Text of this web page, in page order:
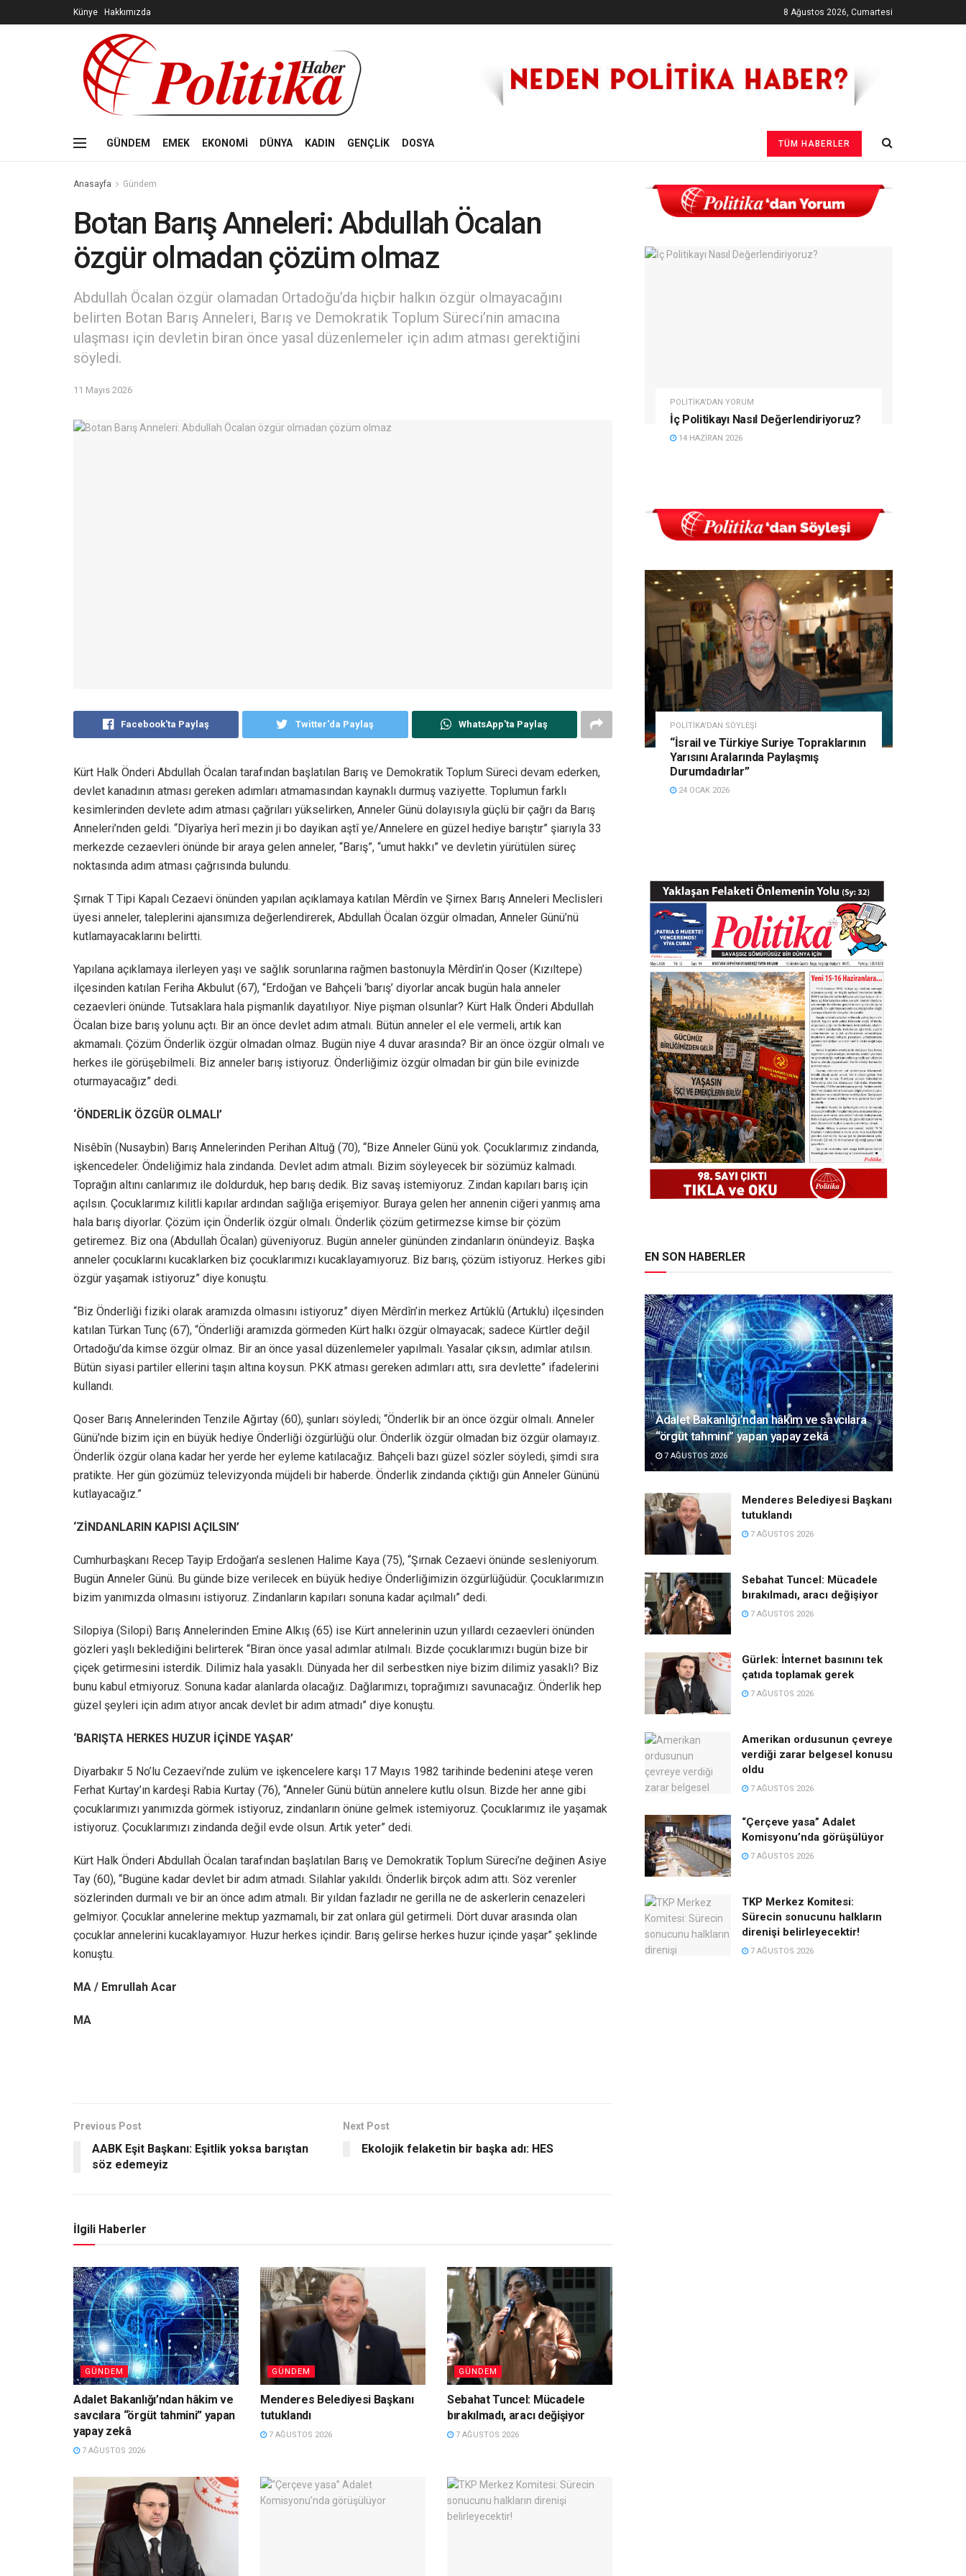
Künye Hakkımızda 8 Ağustos 2026, Cumartesi
GÜNDEM EMEK EKONOMİ DÜNYA KADIN GENÇLİK DOSYA TÜM HABERLER
Anasayfa Gündem
Botan Barış Anneleri: Abdullah Öcalan
özgür olmadan çözüm olmaz
Abdullah Öcalan özgür olamadan Ortadoğu’da hiçbir halkın özgür olmayacağını
belirten Botan Barış Anneleri, Barış ve Demokratik Toplum Süreci’nin amacına
ulaşması için devletin biran önce yasal düzenlemeler için adım atması gerektiğini
söyledi.
11 Mayıs 2026
Facebook'ta Paylaş Twitter'da Paylaş WhatsApp'ta Paylaş
Kürt Halk Önderi Abdullah Öcalan tarafından başlatılan Barış ve Demokratik Toplum Süreci devam ederken,
devlet kanadının atması gereken adımları atmamasından kaynaklı durmuş vaziyette. Toplumun farklı
kesimlerinden devlete adım atması çağrıları yükselirken, Anneler Günü dolayısıyla güçlü bir çağrı da Barış
Anneleri’nden geldi. “Dîyarîya herî mezin ji bo dayikan aştî ye/Annelere en güzel hediye barıştır” şiarıyla 33
merkezde cezaevleri önünde bir araya gelen anneler, “Barış”, “umut hakkı” ve devletin yürütülen süreç
noktasında adım atması çağrısında bulundu.
Şırnak T Tipi Kapalı Cezaevi önünden yapılan açıklamaya katılan Mêrdîn ve Şirnex Barış Anneleri Meclisleri
üyesi anneler, taleplerini ajansımıza değerlendirerek, Abdullah Öcalan özgür olmadan, Anneler Günü’nü
kutlamayacaklarını belirtti.
Yapılana açıklamaya ilerleyen yaşı ve sağlık sorunlarına rağmen bastonuyla Mêrdîn’in Qoser (Kızıltepe)
ilçesinden katılan Feriha Akbulut (67), “Erdoğan ve Bahçeli ‘barış’ diyorlar ancak bugün hala anneler
cezaevleri önünde. Tutsaklara hala pişmanlık dayatılıyor. Niye pişman olsunlar? Kürt Halk Önderi Abdullah
Öcalan bize barış yolunu açtı. Bir an önce devlet adım atmalı. Bütün anneler el ele vermeli, artık kan
akmamalı. Çözüm Önderlik özgür olmadan olmaz. Bugün niye 4 duvar arasında? Bir an önce özgür olmalı ve
herkes ile görüşebilmeli. Biz anneler barış istiyoruz. Önderliğimiz özgür olmadan bir gün bile evinizde
oturmayacağız” dedi.
‘ÖNDERLİK ÖZGÜR OLMALI’
Nisêbîn (Nusaybin) Barış Annelerinden Perihan Altuğ (70), “Bize Anneler Günü yok. Çocuklarımız zindanda,
işkencedeler. Öndeliğimiz hala zindanda. Devlet adım atmalı. Bizim söyleyecek bir sözümüz kalmadı.
Toprağın altını canlarımız ile doldurduk, hep barış dedik. Biz savaş istemiyoruz. Zindan kapıları barış için
açılsın. Çocuklarımız kilitli kapılar ardından sağlığa erişemiyor. Buraya gelen her annenin ciğeri yanmış ama
hala barış diyorlar. Çözüm için Önderlik özgür olmalı. Önderlik çözüm getirmezse kimse bir çözüm
getiremez. Biz ona (Abdullah Öcalan) güveniyoruz. Bugün anneler gününden zindanların önündeyiz. Başka
anneler çocuklarını kucaklarken biz çocuklarımızı kucaklayamıyoruz. Biz barış, çözüm istiyoruz. Herkes gibi
özgür yaşamak istiyoruz” diye konuştu.
“Biz Önderliği fiziki olarak aramızda olmasını istiyoruz” diyen Mêrdîn’in merkez Artûklû (Artuklu) ilçesinden
katılan Türkan Tunç (67), “Önderliği aramızda görmeden Kürt halkı özgür olmayacak; sadece Kürtler değil
Ortadoğu’da kimse özgür olmaz. Bir an önce yasal düzenlemeler yapılmalı. Yasalar çıksın, adımlar atılsın.
Bütün siyasi partiler ellerini taşın altına koysun. PKK atması gereken adımları attı, sıra devlette” ifadelerini
kullandı.
Qoser Barış Annelerinden Tenzile Ağırtay (60), şunları söyledi; “Önderlik bir an önce özgür olmalı. Anneler
Günü’nde bizim için en büyük hediye Önderliği özgürlüğü olur. Önderlik özgür olmadan biz özgür olamayız.
Önderlik özgür olana kadar her yerde her eyleme katılacağız. Bahçeli bazı güzel sözler söyledi, şimdi sıra
pratikte. Her gün gözümüz televizyonda müjdeli bir haberde. Önderlik zindanda çıktığı gün Anneler Gününü
kutlayacağız.”
‘ZİNDANLARIN KAPISI AÇILSIN’
Cumhurbaşkanı Recep Tayip Erdoğan’a seslenen Halime Kaya (75), “Şırnak Cezaevi önünde sesleniyorum.
Bugün Anneler Günü. Bu günde bize verilecek en büyük hediye Önderliğimizin özgürlüğüdür. Çocuklarımızın
bizim yanımızda olmasını istiyoruz. Zindanların kapıları sonuna kadar açılmalı” dedi.
Silopiya (Silopi) Barış Annelerinden Emine Alkış (65) ise Kürt annelerinin uzun yıllardı cezaevleri önünden
gözleri yaşlı beklediğini belirterek “Biran önce yasal adımlar atılmalı. Bizde çocuklarımızı bugün bize bir
çiçek getirmesini isterdik. Dilimiz hala yasaklı. Dünyada her dil serbestken niye bizim dilimiz yasaklı? Biz
bunu kabul etmiyoruz. Sonuna kadar alanlarda olacağız. Dağlarımızı, toprağımızı savunacağız. Önderlik hep
güzel şeyleri için adım atıyor ancak devlet bir adım atmadı” diye konuştu.
‘BARIŞTA HERKES HUZUR İÇİNDE YAŞAR’
Diyarbakır 5 No’lu Cezaevi’nde zulüm ve işkencelere karşı 17 Mayıs 1982 tarihinde bedenini ateşe veren
Ferhat Kurtay’ın kardeşi Rabia Kurtay (76), “Anneler Günü bütün annelere kutlu olsun. Bizde her anne gibi
çocuklarımızı yanımızda görmek istiyoruz, zindanların önüne gelmek istemiyoruz. Çocuklarımız ile yaşamak
istiyoruz. Çocuklarımızı zindanda değil evde olsun. Artık yeter” dedi.
Kürt Halk Önderi Abdullah Öcalan tarafından başlatılan Barış ve Demokratik Toplum Süreci’ne değinen Asiye
Tay (60), “Bugüne kadar devlet bir adım atmadı. Silahlar yakıldı. Önderlik birçok adım attı. Söz verenler
sözlerinden durmalı ve bir an önce adım atmalı. Bir yıldan fazladır ne gerilla ne de askerlerin cenazeleri
gelmiyor. Çocuklar annelerine mektup yazmamalı, bir zat onlara gül getirmeli. Dört duvar arasında olan
çocuklar annelerini kucaklayamıyor. Huzur herkes içindir. Barış gelirse herkes huzur içinde yaşar” şeklinde
konuştu.
MA / Emrullah Acar
MA
Previous Post
AABK Eşit Başkanı: Eşitlik yoksa barıştan
söz edemeyiz
Next Post
Ekolojik felaketin bir başka adı: HES
İlgili Haberler
GÜNDEM
Adalet Bakanlığı’ndan hâkim ve
savcılara “örgüt tahmini” yapan
yapay zekâ
7 AĞUSTOS 2026
GÜNDEM
Menderes Belediyesi Başkanı
tutuklandı
7 AĞUSTOS 2026
GÜNDEM
Sebahat Tuncel: Mücadele
bırakılmadı, aracı değişiyor
7 AĞUSTOS 2026
POLITIKA'DAN YORUM
İç Politikayı Nasıl Değerlendiriyoruz?
14 HAZIRAN 2026
POLITIKA'DAN SÖYLEŞI
“İsrail ve Türkiye Suriye Topraklarının
Yarısını Aralarında Paylaşmış
Durumdadırlar”
24 OCAK 2026
EN SON HABERLER
Adalet Bakanlığı’ndan hâkim ve savcılara
“örgüt tahmini” yapan yapay zekâ
7 AĞUSTOS 2026
Menderes Belediyesi Başkanı
tutuklandı
7 AĞUSTOS 2026
Sebahat Tuncel: Mücadele
bırakılmadı, aracı değişiyor
7 AĞUSTOS 2026
Gürlek: İnternet basınını tek
çatıda toplamak gerek
7 AĞUSTOS 2026
Amerikan ordusunun çevreye
verdiği zarar belgesel konusu
oldu
7 AĞUSTOS 2026
“Çerçeve yasa” Adalet
Komisyonu’nda görüşülüyor
7 AĞUSTOS 2026
TKP Merkez Komitesi:
Sürecin sonucunu halkların
direnişi belirleyecektir!
7 AĞUSTOS 2026